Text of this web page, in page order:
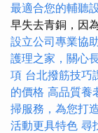
最適合您的輔聽
早失去青銅，因
設立公司專業協
護理之家，關心
項 台北撥筋技巧
的價格 高品質養
掃服務，為您打
活動更具特色 尋